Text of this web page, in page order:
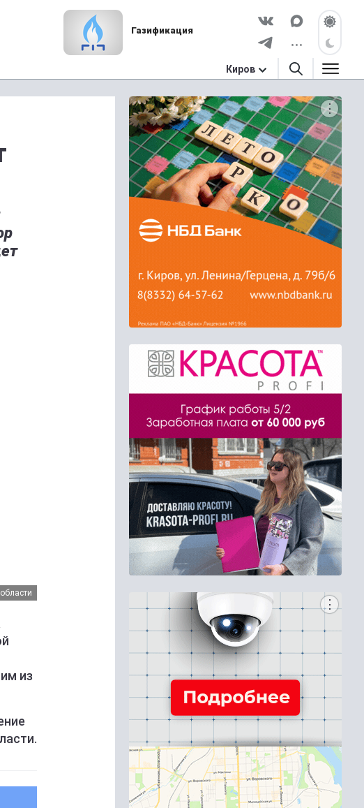
Газификация
Киров
из